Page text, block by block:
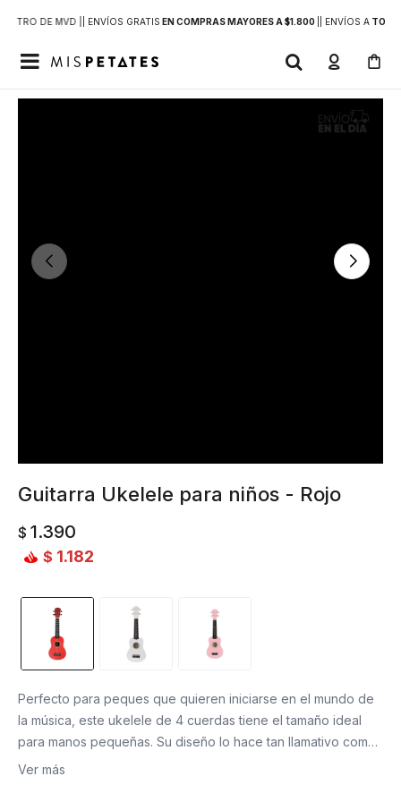
DE MVD | | ENVÍOS GRATIS EN COMPRAS MAYORES A $1.800 | ENVÍOS ATODO

Guitarra Ukelele para niños - Rojo
$ 1.390
$ 1.182
Perfecto para peques que quieren iniciarse en el mundo de
la música, este ukelele de 4 cuerdas tiene el tamaño ideal
para manos pequeñas. Su diseño lo hace tan llamativo como
adorable. Ideal para fomentar la coordinación, la creatividad
Ver más